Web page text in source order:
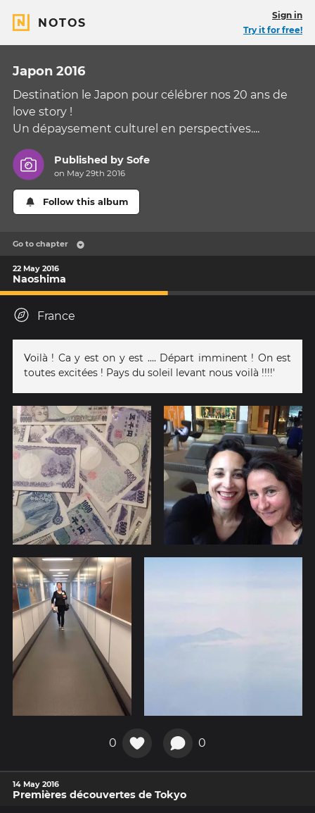
NOTOS
Sign in
Try it for free!
Japon 2016
Destination le Japon pour célébrer nos 20 ans de
love story !
Un dépaysement culturel en perspectives....
Published bySofe
on May 29th 2016
Follow this album
Go to chapter
22 May 2016
Naoshima
France
Voilà ! Ca y est on y est .... Départ imminent ! On est
toutes excitées ! Pays du soleil levant nous voilà !!!!'
0 0
14 May 2016
Premières découvertes de Tokyo